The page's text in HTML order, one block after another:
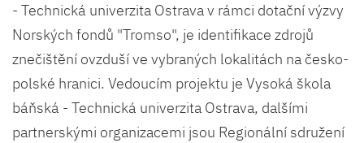
- Technická univerzita Ostrava v rámci dotační výzvy
Norských fondů "Tromso", je identifikace zdrojů
znečištění ovzduší ve vybraných lokalitách na česko-
polské hranici. Vedoucím projektu je Vysoká škola
báňská - Technická univerzita Ostrava, dalšími
partnerskými organizacemi jsou Regionální sdružení